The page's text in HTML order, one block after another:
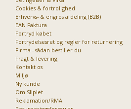
Cookies & fortrolighed
Erhvervs- & engros afdeling (B2B)
EAN Faktura
Fortryd købet
Fortrydelsesret og regler for returnering
Firma - sådan bestiller du
Fragt & levering
Kontakt os
Miljø
Ny kunde
Om Sliplet
Reklamation/RMA